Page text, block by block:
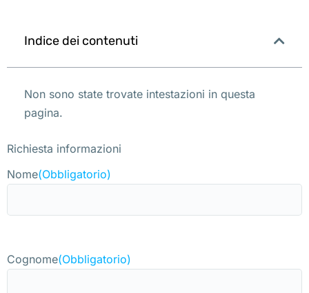
Indice dei contenuti
Non sono state trovate intestazioni in questa
pagina.
Richiesta informazioni
Nome(Obbligatorio)
Cognome(Obbligatorio)